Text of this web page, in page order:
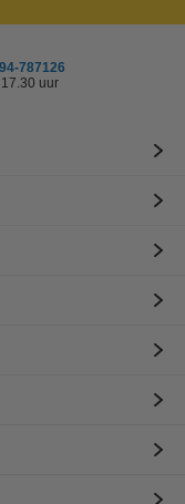
787126
uur